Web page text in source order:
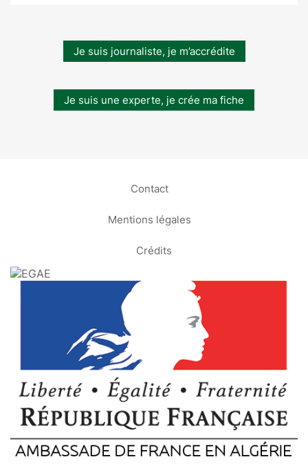
Je suis journaliste, je m’accrédite
Je suis une experte, je crée ma fiche
Contact
Mentions légales
Crédits